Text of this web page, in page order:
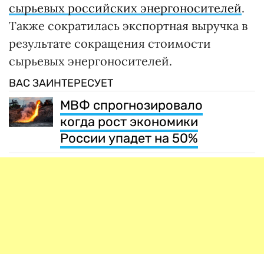
сырьевых российских энергоносителей.
Также сократилась экспортная выручка в
результате сокращения стоимости
сырьевых энергоносителей.
ВАС ЗАИНТЕРЕСУЕТ
МВФ спрогнозировало
когда рост экономики
России упадет на 50%